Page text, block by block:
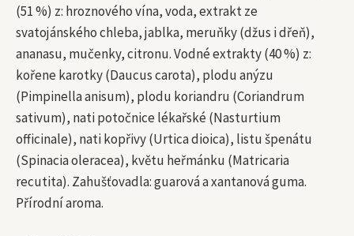
(51 %) z: hroznového vína, voda, extrakt ze
svatojánského chleba, jablka, meruňky (džus i dřeň),
ananasu, mučenky, citronu. Vodné extrakty (40 %) z:
kořene karotky (Daucus carota), plodu anýzu
(Pimpinella anisum), plodu koriandru (Coriandrum
sativum), nati potočnice lékařské (Nasturtium
officinale), nati kopřivy (Urtica dioica), listu špenátu
(Spinacia oleracea), květu heřmánku (Matricaria
recutita). Zahušťovadla: guarová a xantanová guma.
Přírodní aroma.